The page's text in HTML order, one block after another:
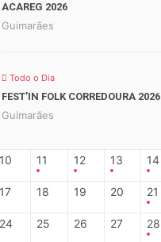
ACAREG 2026
Guimarães
Todo o Dia
FEST’IN FOLK CORREDOURA 2026
Guimarães
10 11 12 13 14
17 18 19 20 21
24 25 26 27 28